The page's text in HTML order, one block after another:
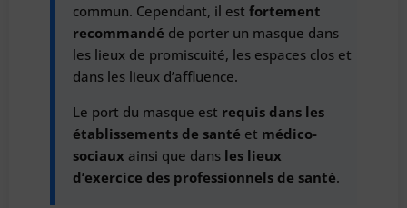
commun. Cependant, il est fortement
recommandé de porter un masque dans
les lieux de promiscuité, les espaces clos et
dans les lieux d’affluence.
Le port du masque est requis dans les
établissements de santé et médico-
sociaux ainsi que dans les lieux
d’exercice des professionnels de santé.